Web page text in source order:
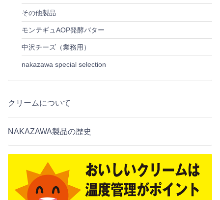
その他製品
モンテギュAOP発酵バター
中沢チーズ（業務用）
nakazawa special selection
クリームについて
NAKAZAWA製品の歴史